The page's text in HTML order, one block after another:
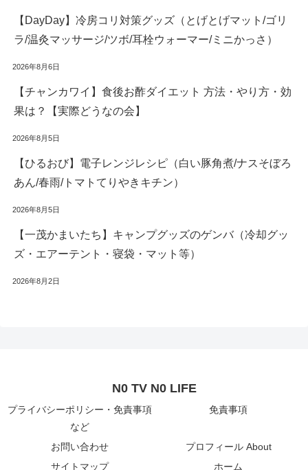
【DayDay】冷房コリ対策グッズ（とげとげマット/ゴリ
ラ/温灸マッサージ/ツボ/耳栓ウォーマー/ミニかっさ）
2026年8月6日
【チャンカワイ】食後お酢ダイエット 方法・やり方・効
果は？【実際どうなの会】
2026年8月5日
【ひるおび】電子レンジレシピ（白い豚角煮/ナスそぼろ
あん/春雨/トマトてりやきキチン）
2026年8月5日
【一茂かまいたち】キャンプグッズのゲンバ（冷却グッ
ズ・エアーテント・寝袋・マット等）
2026年8月2日
N0 TV N0 LIFE
プライバシーポリシー・免責事項
など
免責事項
お問い合わせ
プロフィール About
サイトマップ
ホーム